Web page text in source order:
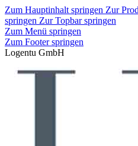
Zum Hauptinhalt springen Zur
springen Zur Topbar springen
Zum Menü springen
Zum Footer springen
Logentu GmbH